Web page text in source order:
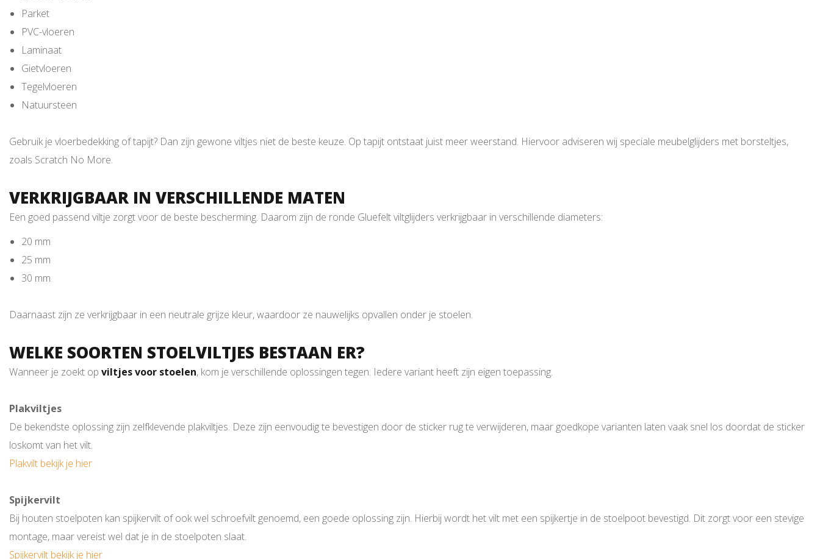
Parket
PVC-vloeren
Laminaat
Gietvloeren
Tegelvloeren
Natuursteen
Gebruik je vloerbedekking of tapijt? Dan zijn gewone viltjes niet de beste keuze. Op tapijt ontstaat juist meer weerstand. Hiervoor adviseren wij speciale meubelglijders met borsteltjes,
zoals Scratch No More.
VERKRIJGBAAR IN VERSCHILLENDE MATEN
Een goed passend viltje zorgt voor de beste bescherming. Daarom zijn de ronde Gluefelt viltglijders verkrijgbaar in verschillende diameters:
20 mm
25 mm
30 mm
Daarnaast zijn ze verkrijgbaar in een neutrale grijze kleur, waardoor ze nauwelijks opvallen onder je stoelen.
WELKE SOORTEN STOELVILTJES BESTAAN ER?
Wanneer je zoekt op viltjes voor stoelen, kom je verschillende oplossingen tegen. Iedere variant heeft zijn eigen toepassing.
Plakviltjes
De bekendste oplossing zijn zelfklevende plakviltjes. Deze zijn eenvoudig te bevestigen door de sticker rug te verwijderen, maar goedkope varianten laten vaak snel los doordat de sticker
loskomt van het vilt.
Plakvilt bekijk je hier
Spijkervilt
Bij houten stoelpoten kan spijkervilt of ook wel schroefvilt genoemd, een goede oplossing zijn. Hierbij wordt het vilt met een spijkertje in de stoelpoot bevestigd. Dit zorgt voor een stevige
montage, maar vereist wel dat je in de stoelpoten slaat.
Spijkervilt bekijk je hier